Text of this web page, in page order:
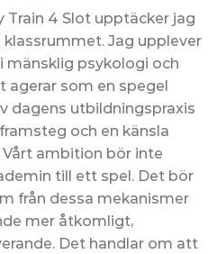
Train 4 Slot upptäcker jag
Jag upplever
psykologi och
som en spegel
dagens utbildningspraxis
och en känsla
ambition bör inte
till ett spel. Det bör
från dessa mekanismer
mer åtkomligt,
Det handlar om att